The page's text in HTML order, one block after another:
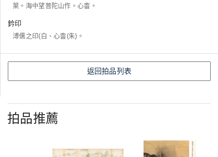
萊。海中望普陀山作。心畬。
鈐印
溥儒之印(白、心畬(朱)。
返回拍品列表
拍品推薦